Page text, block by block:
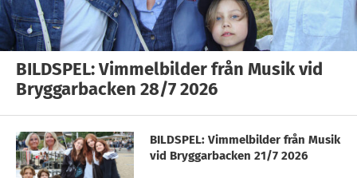
BILDSPEL: Vimmelbilder från Musik vid
Bryggarbacken 28/7 2026
BILDSPEL: Vimmelbilder från Musik
vid Bryggarbacken 21/7 2026